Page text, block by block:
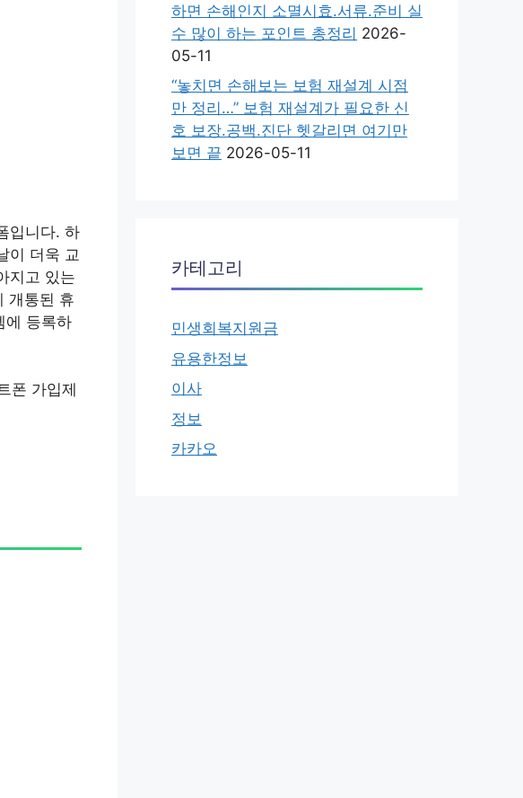
입니다. 하
이 더욱 교
지고 있는
개통된 휴
에 등록하
폰 가입제
하면 손해인지 소멸시효.서류.준비 실
수 많이 하는 포인트 총정리 2026-
05-11
“놓치면 손해보는 보험 재설계 시점
만 정리…” 보험 재설계가 필요한 신
호 보장.공백.진단 헷갈리면 여기만
보면 끝 2026-05-11
카테고리
민생회복지원금
유용한정보
이사
정보
카카오